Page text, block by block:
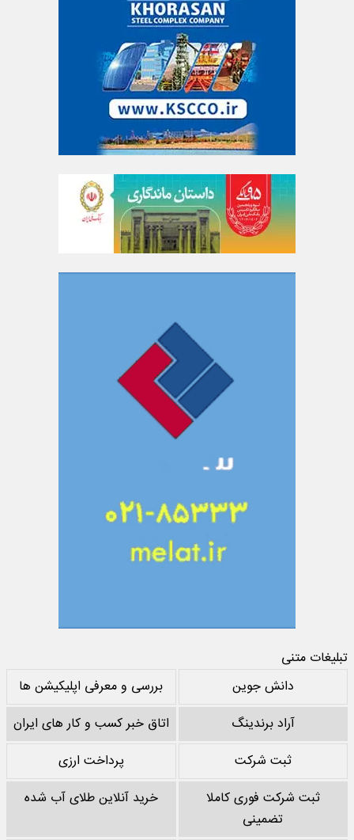
تبلیغات متنی
دانش جوین
بررسی و معرفی اپلیکیشن ها
آراد برندینگ
اتاق خبر کسب و کار های ایران
ثبت شرکت
پرداخت ارزی
ثبت شرکت فوری کاملا
تضمینی
خرید آنلاین طلای آب شده